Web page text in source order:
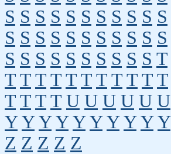
S S S S S S S S S S S
S S S S S S S S S S S
S S S S S S S S S S T
T T T T T T T T T T T
T T T T U U U U U U
Y Y Y Y Y Y Y Y Y Y
Z Z Z Z Z